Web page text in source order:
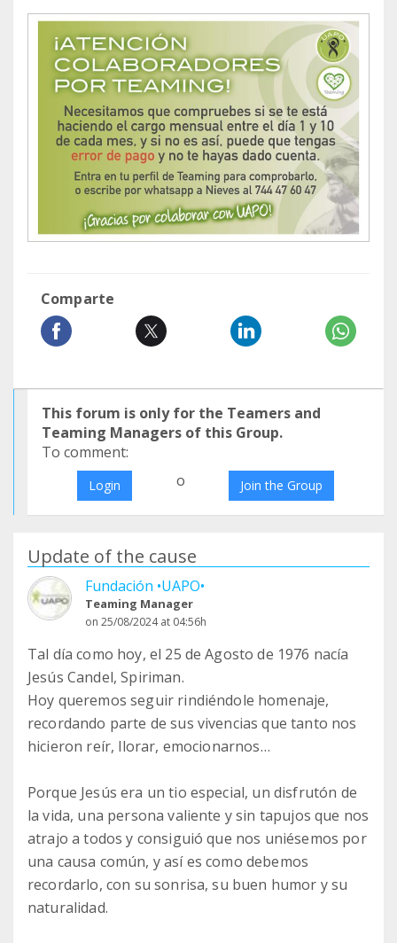
Comparte
This forum is only for the Teamers and
Teaming Managers of this Group.
To comment:
Login o Join the Group
Update of the cause
Fundación •UAPO•
Teaming Manager
on 25/08/2024 at 04:56h
Tal día como hoy, el 25 de Agosto de 1976 nacía
Jesús Candel, Spiriman.
Hoy queremos seguir rindiéndole homenaje,
recordando parte de sus vivencias que tanto nos
hicieron reír, llorar, emocionarnos…
Porque Jesús era un tio especial, un disfrutón de
la vida, una persona valiente y sin tapujos que nos
atrajo a todos y consiguió que nos uniésemos por
una causa común, y así es como debemos
recordarlo, con su sonrisa, su buen humor y su
naturalidad.